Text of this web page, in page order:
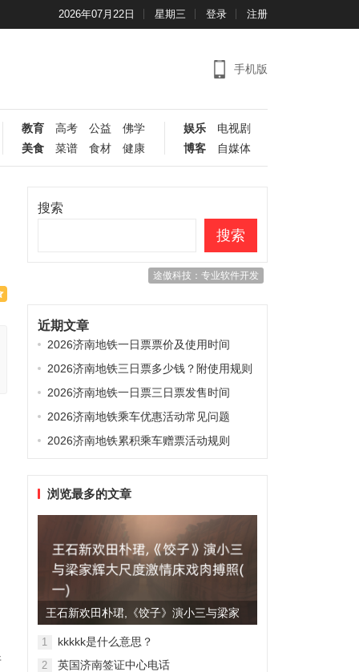
2026年07月22日 星期三 登录 注册
手机版
教育 高考 公益
佛学
美食
菜谱 食材 健康
娱乐
电视剧
博客
自媒体
搜索
搜索
途傲科技：专业软件开发
近期文章
2026济南地铁一日票票价及使用时间
2026济南地铁三日票多少钱？附使用规则
2026济南地铁一日票三日票发售时间
2026济南地铁乘车优惠活动常见问题
2026济南地铁累积乘车赠票活动规则
浏览最多的文章
王石新欢田朴珺,《饺子》演小三与梁家
辉大尺度激情床戏肉搏照(...
1 kkkkk是什么意思？
2 英国济南签证中心电话